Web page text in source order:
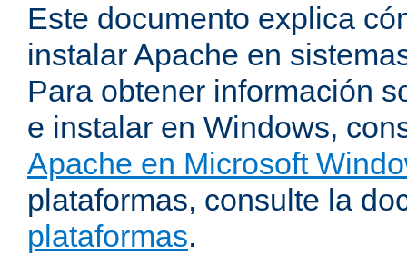
Este documento explica
instalar Apache en
Para obtener información
e instalar en Windows,
Apache en Microsoft
plataformas, consulte la
plataformas.